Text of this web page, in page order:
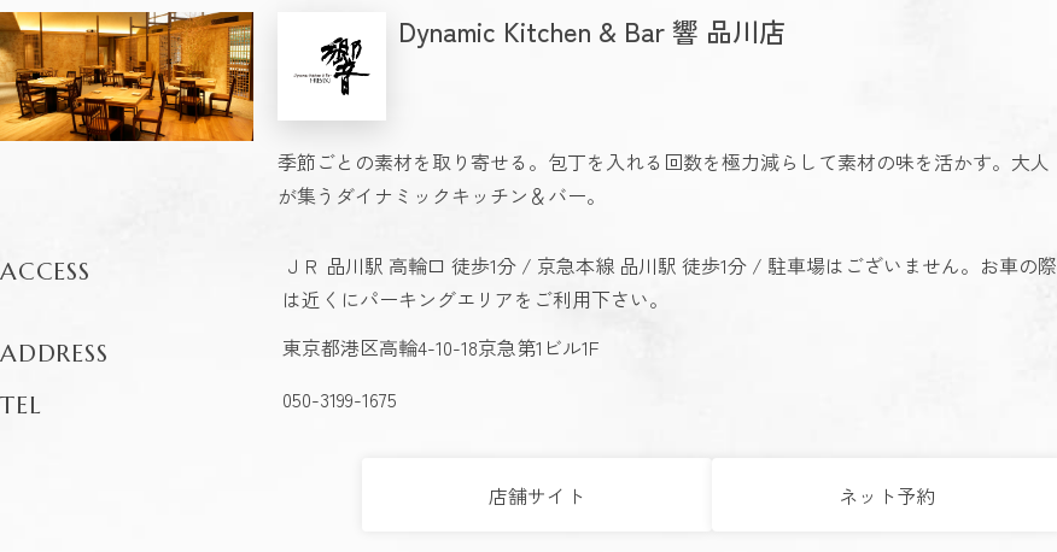
Dynamic Kitchen & Bar 響 品川店
季節ごとの素材を取り寄せる。包丁を入れる回数を極力減らして素材の味を活かす。大人
が集うダイナミックキッチン＆バー。
ACCESS
ＪＲ 品川駅 高輪口 徒歩1分 / 京急本線 品川駅 徒歩1分 / 駐車場はございません。お車の際
は近くにパーキングエリアをご利用下さい。
ADDRESS 東京都港区高輪4-10-18京急第1ビル1F
TEL 050-3199-1675
店舗サイト ネット予約